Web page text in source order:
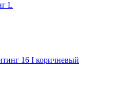
L
16 I коричневый